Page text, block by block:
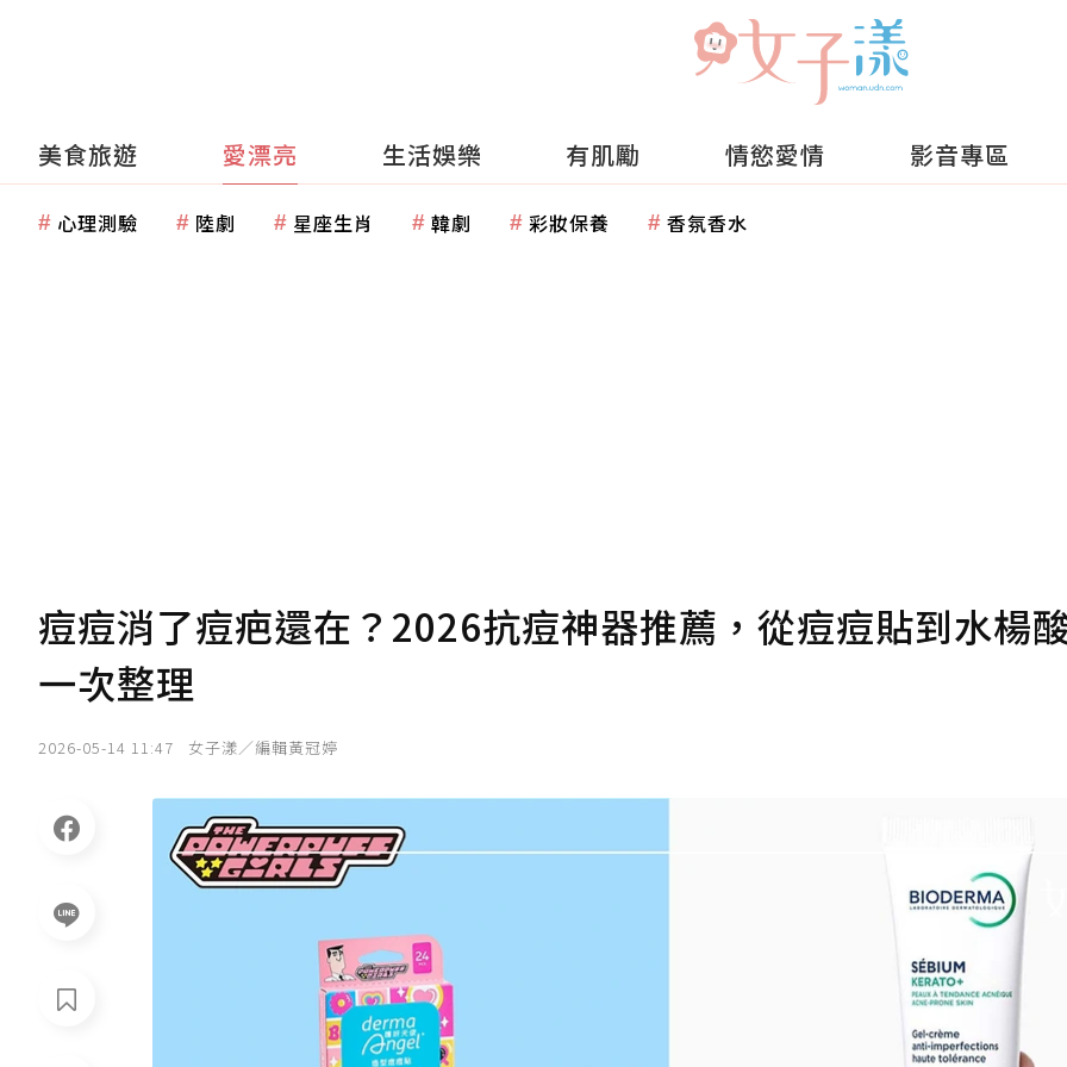
美食旅遊 愛漂亮 生活娛樂 有肌勵 情慾愛情 影音專區
心理測驗 陸劇 星座生肖 韓劇 彩妝保養 香氛香水
痘痘消了痘疤還在？2026抗痘神器推薦，從痘痘貼到水楊
一次整理
2026-05-14 11:47 女子漾／編輯黃冠婷